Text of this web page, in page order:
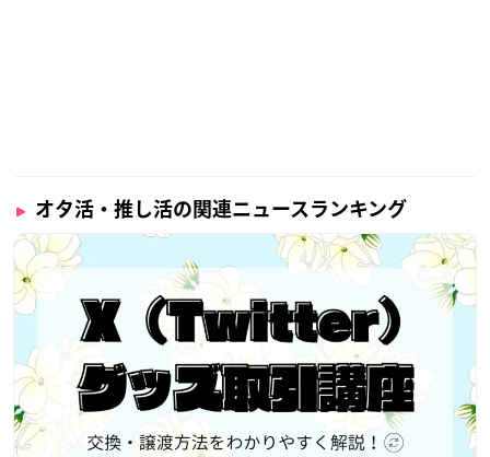
オタ活・推し活の関連ニュースランキング